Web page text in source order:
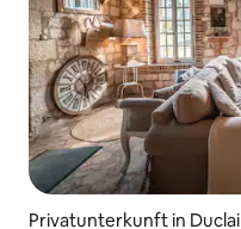
Privatunterkunft in